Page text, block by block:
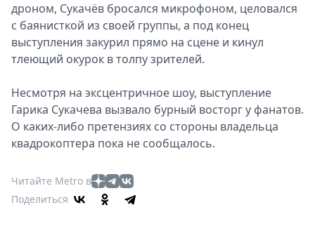
дроном, Сукачёв бросался микрофоном, целовался
с баянисткой из своей группы, а под конец
выступления закурил прямо на сцене и кинул
тлеющий окурок в толпу зрителей.
Несмотря на эксцентричное шоу, выступление
Гарика Сукачева вызвало бурный восторг у фанатов.
О каких-либо претензиях со стороны владельца
квадрокоптера пока не сообщалось.
Читайте Metro в
Поделиться